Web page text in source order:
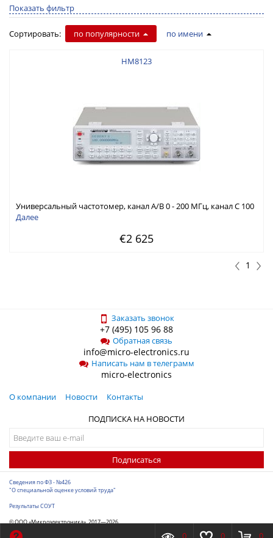
Показать фильтр
Сортировать: по популярности по имени
HM8123
Универсальный частотомер, канал A/B 0 - 200 МГц, канал C 100
МГц - 3 ГГц
Далее
€2 625
1
Заказать звонок
+7 (495) 105 96 88
Обратная связь
info@micro-electronics.ru
Написать нам в телеграмм
micro-electronics
О компании Новости
Контакты
ПОДПИСКА НА НОВОСТИ
Подписаться
Сведения по ФЗ - №426
"О специальной оценке условий труда"
Результаты СОУТ
© ООО «Микроэлектроника», 2017—2026
Разработка сайта
0 0 0